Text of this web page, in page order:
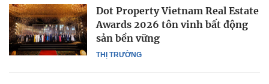
THỊ TRƯỜNG
Dot Property Vietnam Real Estate
Awards 2026 tôn vinh bất động
sản bền vững